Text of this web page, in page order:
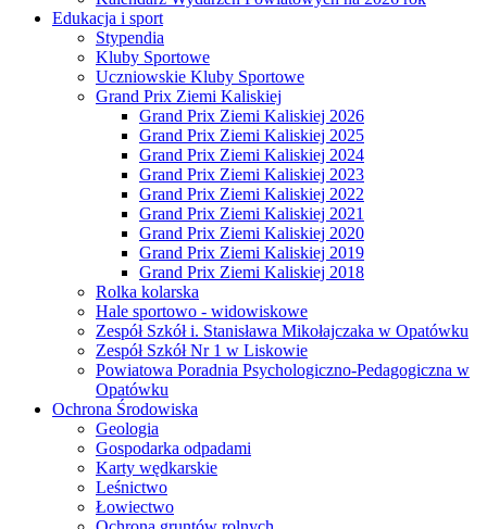
Edukacja i sport
Stypendia
Kluby Sportowe
Uczniowskie Kluby Sportowe
Grand Prix Ziemi Kaliskiej
Grand Prix Ziemi Kaliskiej 2026
Grand Prix Ziemi Kaliskiej 2025
Grand Prix Ziemi Kaliskiej 2024
Grand Prix Ziemi Kaliskiej 2023
Grand Prix Ziemi Kaliskiej 2022
Grand Prix Ziemi Kaliskiej 2021
Grand Prix Ziemi Kaliskiej 2020
Grand Prix Ziemi Kaliskiej 2019
Grand Prix Ziemi Kaliskiej 2018
Rolka kolarska
Hale sportowo - widowiskowe
Zespół Szkół i. Stanisława Mikołajczaka w Opatówku
Zespół Szkół Nr 1 w Liskowie
Powiatowa Poradnia Psychologiczno-Pedagogiczna w
Opatówku
Ochrona Środowiska
Geologia
Gospodarka odpadami
Karty wędkarskie
Leśnictwo
Łowiectwo